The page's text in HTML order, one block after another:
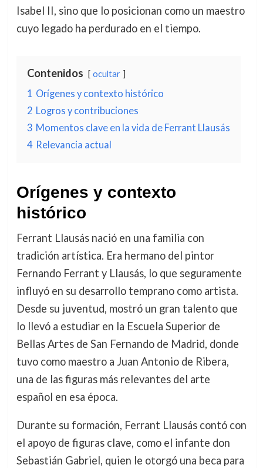
Isabel II, sino que lo posicionan como un maestro
cuyo legado ha perdurado en el tiempo.
Contenidos ocultar
1 Orígenes y contexto histórico
2 Logros y contribuciones
3 Momentos clave en la vida de Ferrant Llausás
4 Relevancia actual
Orígenes y contexto
histórico
Ferrant Llausás nació en una familia con
tradición artística. Era hermano del pintor
Fernando Ferrant y Llausás, lo que seguramente
influyó en su desarrollo temprano como artista.
Desde su juventud, mostró un gran talento que
lo llevó a estudiar en la Escuela Superior de
Bellas Artes de San Fernando de Madrid, donde
tuvo como maestro a Juan Antonio de Ribera,
una de las figuras más relevantes del arte
español en esa época.
Durante su formación, Ferrant Llausás contó con
el apoyo de figuras clave, como el infante don
Sebastián Gabriel, quien le otorgó una beca para